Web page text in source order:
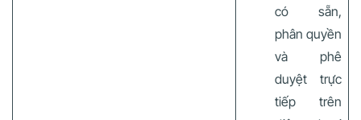
có sẵn,
phân quyền
và phê
duyệt trực
tiếp trên